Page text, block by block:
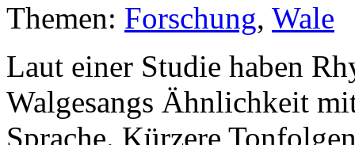
Themen: Forschung, Wale
Laut einer Studie haben
Walgesangs Ähnlichkeit
Sprache. Kürzere